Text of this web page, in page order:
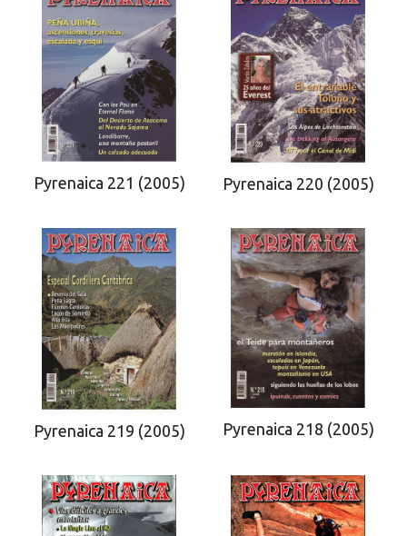
Pyrenaica 221 (2005) Pyrenaica 220 (2005)
Pyrenaica 219 (2005) Pyrenaica 218 (2005)